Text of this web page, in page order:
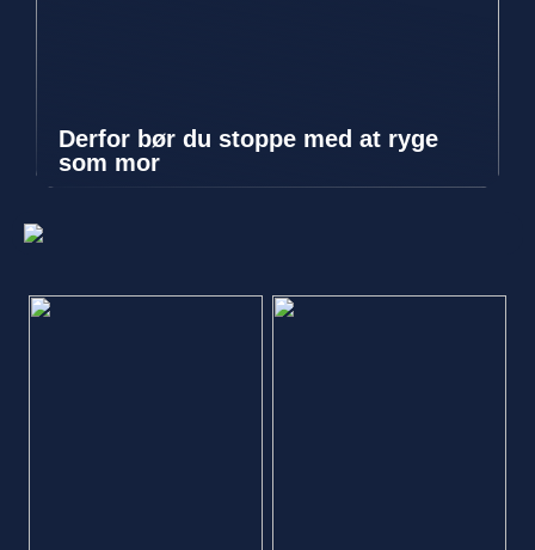
Derfor bør du stoppe med at ryge
som mor